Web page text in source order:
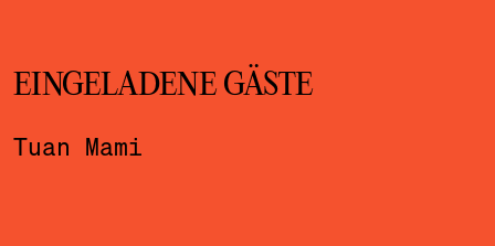
EINGELADENE GÄSTE
Tuan Mami